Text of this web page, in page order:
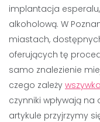
implantacja
alkoholową. W
miastach,
oferujących tę
samo znalezienie
czego zależy wszywka
czynniki wpływają
artykule przyjrzymy